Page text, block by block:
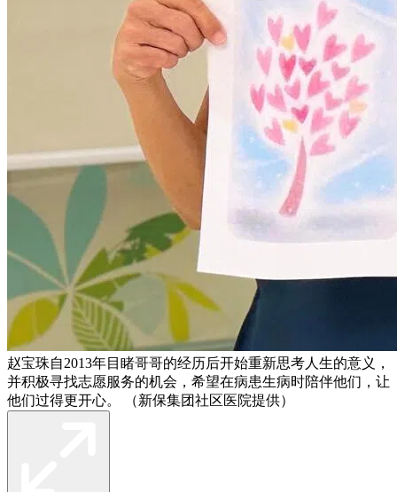
赵宝珠自2013年目睹哥哥的经历后开始重新思考人生的意义，
并积极寻找志愿服务的机会，希望在病患生病时陪伴他们，让
他们过得更开心。 （新保集团社区医院提供）